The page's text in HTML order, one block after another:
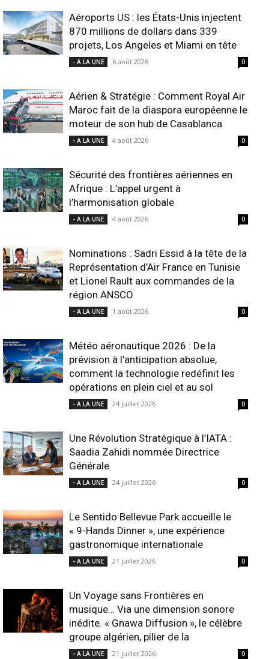
Aéroports US : les États-Unis injectent
870 millions de dollars dans 339
projets, Los Angeles et Miami en tête
- A LA UNE 6 août 2026 0
Aérien & Stratégie : Comment Royal Air
Maroc fait de la diaspora européenne le
moteur de son hub de Casablanca
- A LA UNE 4 août 2026 0
Sécurité des frontières aériennes en
Afrique : L’appel urgent à
l’harmonisation globale
- A LA UNE 4 août 2026 0
Nominations : Sadri Essid à la tête de la
Représentation d’Air France en Tunisie
et Lionel Rault aux commandes de la
région ANSCO
- A LA UNE 1 août 2026 0
Météo aéronautique 2026 : De la
prévision à l’anticipation absolue,
comment la technologie redéfinit les
opérations en plein ciel et au sol
- A LA UNE 24 juillet 2026 0
Une Révolution Stratégique à l’IATA :
Saadia Zahidi nommée Directrice
Générale
- A LA UNE 24 juillet 2026 0
Le Sentido Bellevue Park accueille le
« 9-Hands Dinner », une expérience
gastronomique internationale
- A LA UNE 21 juillet 2026 0
Un Voyage sans Frontières en
musique… Via une dimension sonore
inédite. « Gnawa Diffusion », le célèbre
groupe algérien, pilier de la
- A LA UNE 21 juillet 2026 0